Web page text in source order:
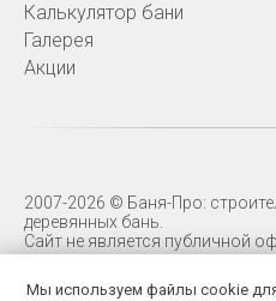
Мы используем файлы cookie
Калькулятор бани
Галерея
Акции
2007-2026 © Баня-Про:
деревянных бань.
Сайт не является публичной
ИП Курбатов Д.А. ОГРНИП